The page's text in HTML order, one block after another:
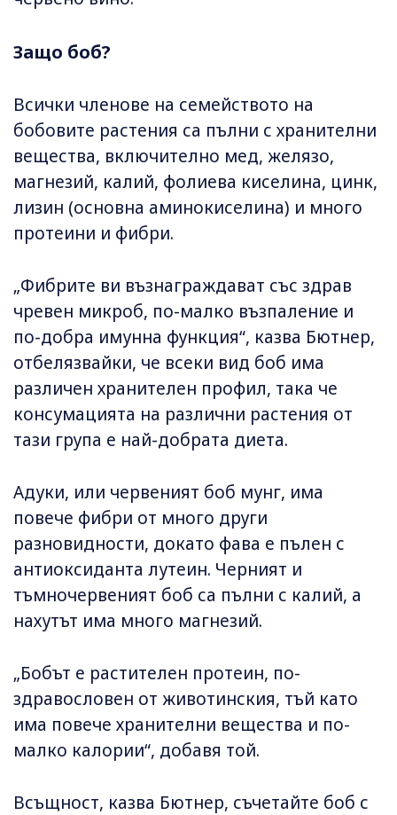
Защо боб?
Всички членове на семейството на
бобовите растения са пълни с хранителни
вещества, включително мед, желязо,
магнезий, калий, фолиева киселина, цинк,
лизин (основна аминокиселина) и много
протеини и фибри.
„Фибрите ви възнаграждават със здрав
чревен микроб, по-малко възпаление и
по-добра имунна функция“, казва Бютнер,
отбелязвайки, че всеки вид боб има
различен хранителен профил, така че
консумацията на различни растения от
тази група е най-добрата диета.
Адуки, или червеният боб мунг, има
повече фибри от много други
разновидности, докато фава е пълен с
антиоксиданта лутеин. Черният и
тъмночервеният боб са пълни с калий, а
нахутът има много магнезий.
„Бобът е растителен протеин, по-
здравословен от животинския, тъй като
има повече хранителни вещества и по-
малко калории“, добавя той.
Всъщност, казва Бютнер, съчетайте боб с